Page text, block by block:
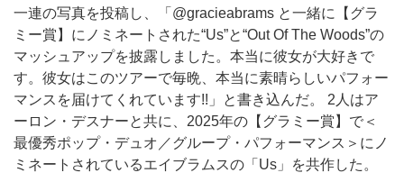
一連の写真を投稿し、「@gracieabrams と一緒に【グラ
ミー賞】にノミネートされた“Us”と“Out Of The Woods”の
マッシュアップを披露しました。本当に彼女が大好きで
す。彼女はこのツアーで毎晩、本当に素晴らしいパフォー
マンスを届けてくれています!!」と書き込んだ。 2人はア
ーロン・デスナーと共に、2025年の【グラミー賞】で＜
最優秀ポップ・デュオ／グループ・パフォーマンス＞にノ
ミネートされているエイブラムスの「Us」を共作した。